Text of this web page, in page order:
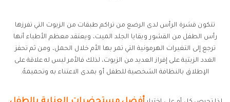
تتكون قشرة الرأس لدى الرضع من تراكم طبقات من الزيوت التي تفرزها
رأس الطفل من القشور وبقايا الجلد الميت، ويعتقد معظم الأطباء أنها
ترجع إلى التغيرات الهرمونية التي تمر بها الأم خلال الحمل، ومن ثم تحفز
الغدد الزيتية على إفراز العديد من الزيوت، لذلك فالأمر ليس له علاقة على
الإطلاق بالنظافة الشخصية للطفل أو بمدى الاعتناء به وتحميمهُ.